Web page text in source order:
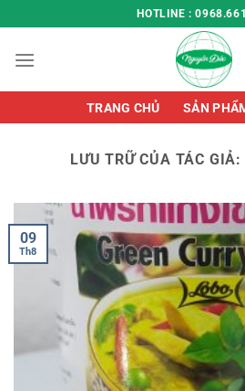
đến
nội
HOTLINE :
TRANG CHỦ SẢN
LƯU TRỮ CỦA TÁC GIẢ:
09
Th8